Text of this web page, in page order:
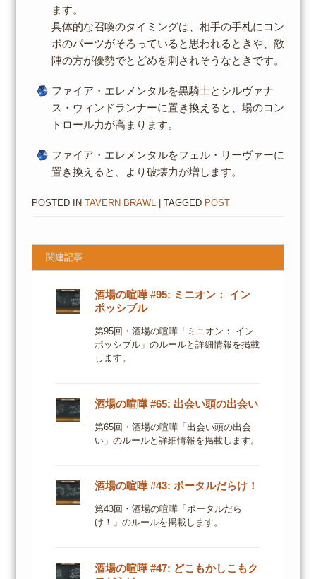
ます。
具体的な召喚のタイミングは、相手の手札にコン
ボのパーツがそろっていると思われるときや、敵
陣の方が優勢でとどめを刺されそうなときです。
ファイア・エレメンタルを黒騎士とシルヴァナ
ス・ウィンドランナーに置き換えると、場のコン
トロール力が高まります。
ファイア・エレメンタルをフェル・リーヴァーに
置き換えると、より破壊力が増します。
POSTED IN TAVERN BRAWL | TAGGED POST
関連記事
酒場の喧嘩 #95: ミニオン： イン
ポッシブル
第95回・酒場の喧嘩「ミニオン： イン
ポッシブル」のルールと詳細情報を掲載
します。
酒場の喧嘩 #65: 出会い頭の出会い
第65回・酒場の喧嘩「出会い頭の出会
い」のルールと詳細情報を掲載します。
酒場の喧嘩 #43: ポータルだらけ！
第43回・酒場の喧嘩「ポータルだら
け！」のルールを掲載します。
酒場の喧嘩 #47: どこもかしこもク